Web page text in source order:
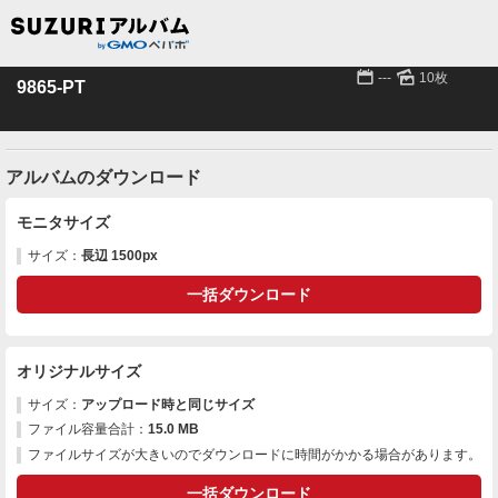
9865-PT 📅 --- 🌄 10枚
アルバムのダウンロード
モニタサイズ
サイズ： 長辺 1500px
一括ダウンロード
オリジナルサイズ
サイズ： アップロード時と同じサイズ
ファイル容量合計： 15.0 MB
ファイルサイズが大きいのでダウンロードに時間がかかる場合があります。
一括ダウンロード